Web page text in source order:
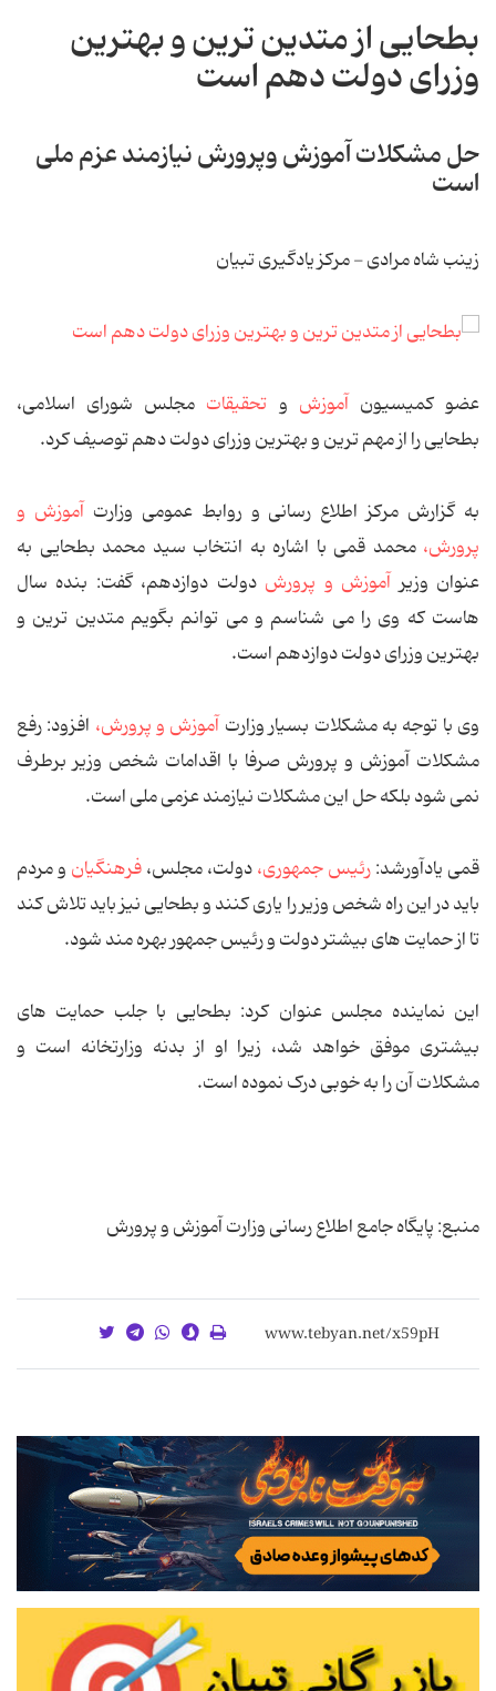
بطحایی از متدین ترین و بهترین
وزرای دولت دهم است
حل مشكلات آموزش وپرورش نیازمند عزم ملی
است
زینب شاه مرادی - مرکز یادگیری تبیان
عضو کمیسیون آموزش و تحقیقات مجلس شورای اسلامی،
بطحایی را از مهم ترین و بهترین وزرای دولت دهم توصیف كرد.
به گزارش مركز اطلاع رسانی و روابط عمومی وزارت آموزش و
پرورش،محمد قمی با اشاره به انتخاب سید محمد بطحایی به
عنوان وزیر آموزش و پرورشدولت دوازدهم، گفت: بنده سال
هاست که وی را می شناسم و می توانم بگویم متدین‌ ترین و
بهترین وزرای دولت دوازدهم است.
وی با توجه به مشکلات بسیار وزارت آموزش و پرورش، افزود: رفع
مشکلات آموزش و پرورش صرفا با اقدامات شخص وزیر برطرف
نمی شود بلکه حل این مشکلات نیازمند عزمی ملی است.
قمی یادآورشد:رئیس جمهوری،دولت، مجلس،فرهنگیان و مردم
باید در این راه شخص وزیر را یاری کنند و بطحایی نیز باید تلاش کند
تا از حمایت ‌های بیشتر دولت و رئیس جمهور بهره مند شود.
این نماینده مجلس عنوان کرد: بطحایی با جلب حمایت های
بیشتری موفق خواهد شد، زیرا او از بدنه وزارتخانه است و
مشکلات آن را به خوبی درک نموده است.
منبع: پایگاه جامع اطلاع رسانی وزارت آموزش و پرورش